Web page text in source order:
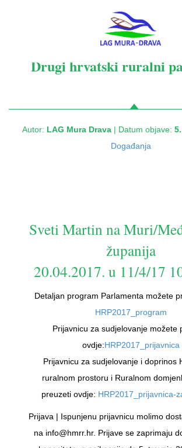
Drugi hrvatski ruralni
Autor: LAG Mura Drava | Datum objave:
Događanja
Sveti Martin na Muri/
županija
20.04.2017. u 11/4/17
Detaljan program Parlamenta možete
HRP2017_program
Prijavnicu za sudjelovanje možete
ovdje:HRP2017_prijavnica
Prijavnicu za sudjelovanje i doprinos
ruralnom prostoru i Ruralnom
preuzeti ovdje: HRP2017_prijavnica-
Prijava | Ispunjenu prijavnicu molimo
na info@hmrr.hr. Prijave se zaprimaju